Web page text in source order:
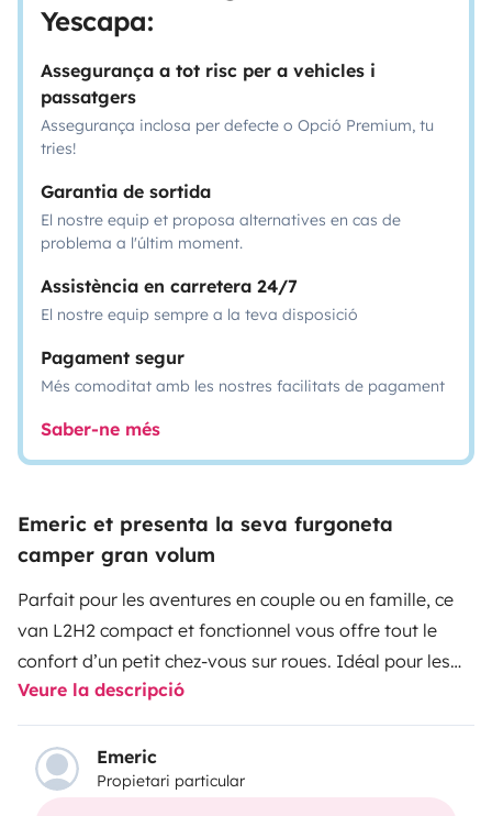
Yescapa:
Assegurança a tot risc per a vehicles i
passatgers
Assegurança inclosa per defecte o Opció Premium, tu
tries!
Garantia de sortida
El nostre equip et proposa alternatives en cas de
problema a l'últim moment.
Assistència en carretera 24/7
El nostre equip sempre a la teva disposició
Pagament segur
Més comoditat amb les nostres facilitats de pagament
Saber-ne més
Emeric et presenta la seva furgoneta
camper gran volum
Parfait pour les aventures en couple ou en famille, ce
van L2H2 compact et fonctionnel vous offre tout le
confort d’un petit chez-vous sur roues. Idéal pour les
courts ou longs séjours, il est entièrement équipé pour
une vie en autonomie, été comme hiver.
🔹Caractéristiques :
Lit double 160x190 cm+lit enfant d’appoint
Veure la descripció
Emeric
Propietari particular